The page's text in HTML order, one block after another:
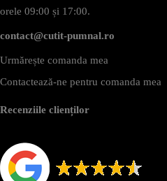
orele 09:00 și 17:00.
contact@cutit-pumnal.ro
Urmărește comanda mea
Contactează-ne pentru comanda mea
Recenziile clienților